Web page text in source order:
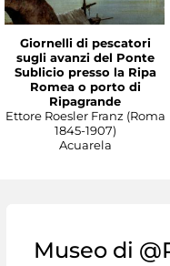
Giornelli di pescatori
sugli avanzi del Ponte
Sublicio presso la Ripa
Romea o porto di
Ripagrande
Ettore Roesler Franz (Roma
1845-1907)
Acuarela
Museo di